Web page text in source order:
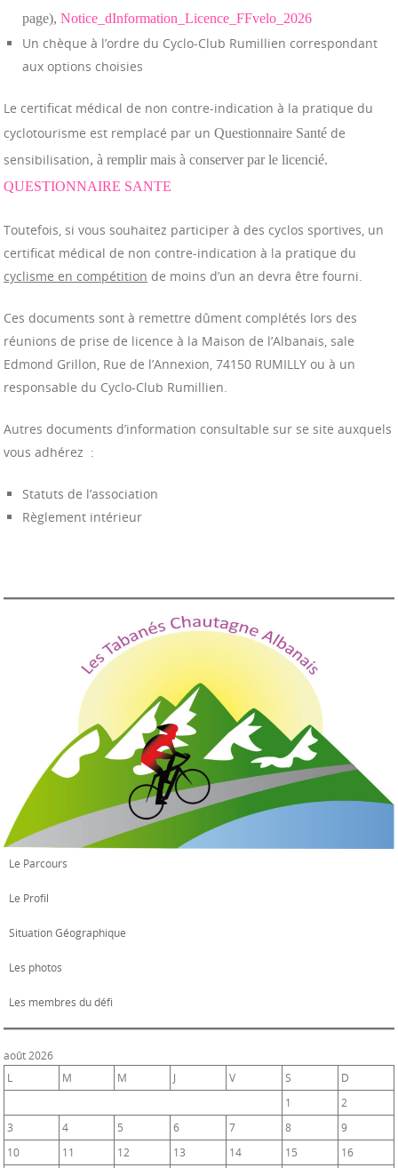
page), Notice_dInformation_Licence_FFvelo_2026
Un chèque à l’ordre du Cyclo-Club Rumillien correspondant
aux options choisies
Le certificat médical de non contre-indication à la pratique du
cyclotourisme est remplacé par un Questionnaire Santé de
sensibilisation, à remplir mais à conserver par le licencié.
QUESTIONNAIRE SANTE
Toutefois, si vous souhaitez participer à des cyclos sportives, un
certificat médical de non contre-indication à la pratique du
cyclisme en compétition de moins d’un an devra être fourni.
Ces documents sont à remettre dûment complétés lors des
réunions de prise de licence à la Maison de l’Albanais, sale
Edmond Grillon, Rue de l’Annexion, 74150 RUMILLY ou à un
responsable du Cyclo-Club Rumillien.
Autres documents d’information consultable sur se site auxquels
vous adhérez :
Statuts de l’association
Règlement intérieur
Le Parcours
Le Profil
Situation Géographique
Les photos
Les membres du défi
août 2026
L
M M J V S
D
1
2
3
4 5 6 7 8
9
10
11 12 13 14 15
16